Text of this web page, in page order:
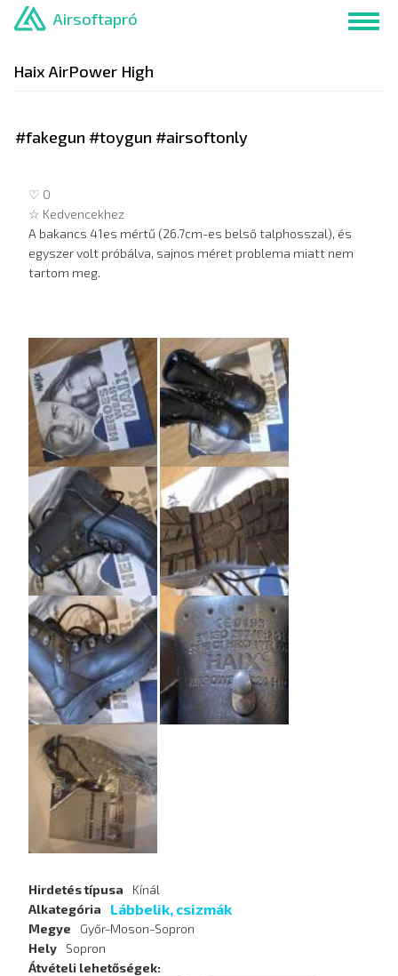
Ugrás
Airsoftapró
Haix AirPower High
#fakegun #toygun #airsoftonly
♡ 0
☆ Kedvencekhez
A bakancs 41es mértű (26.7cm-es belső talphosszal), és
egyszer volt próbálva, sajnos méret problema miatt nem
tartom meg.
Hirdetés
képei
Hirdetés típusa
Kínál
Alkategória
Lábbelik, csizmák
Megye
Győr-Moson-Sopron
Hely
Sopron
Átvételi lehetőségek